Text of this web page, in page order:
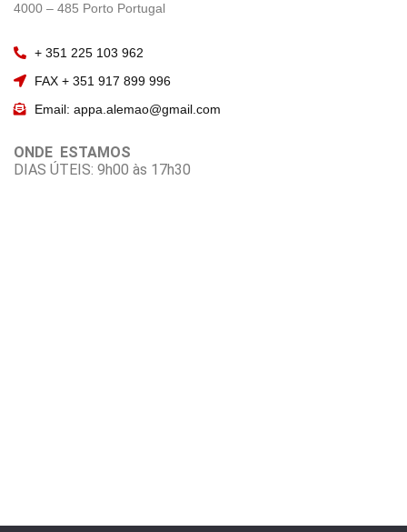
4000 – 485 Porto Portugal
+ 351 225 103 962
FAX + 351 917 899 996
Email: appa.alemao@gmail.com
ONDE ESTAMOS
DIAS ÚTEIS: 9h00 às 17h30